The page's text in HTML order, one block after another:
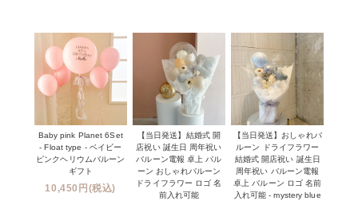
Baby pink Planet 6Set
- Float type - ベイビー
ピンクヘリウムバルーン
ギフト
10,450円(税込)
【当日発送】結婚式 開
店祝い 誕生日 周年祝い
バルーン電報 卓上 バル
ーン おしゃれバルーン
ドライフラワー ロゴ 名
前入れ可能
【当日発送】おしゃれバ
ルーン ドライフラワー
結婚式 開店祝い 誕生日
周年祝い バルーン電報
卓上 バルーン ロゴ 名前
入れ可能 - mystery blue